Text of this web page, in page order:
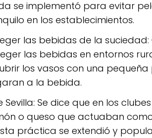
se implementó para evitar
en los establecimientos.
las bebidas de la
las bebidas en entornos
los vasos con una
a la bebida.
Se dice que en los
o queso que actuaban
práctica se extendió y